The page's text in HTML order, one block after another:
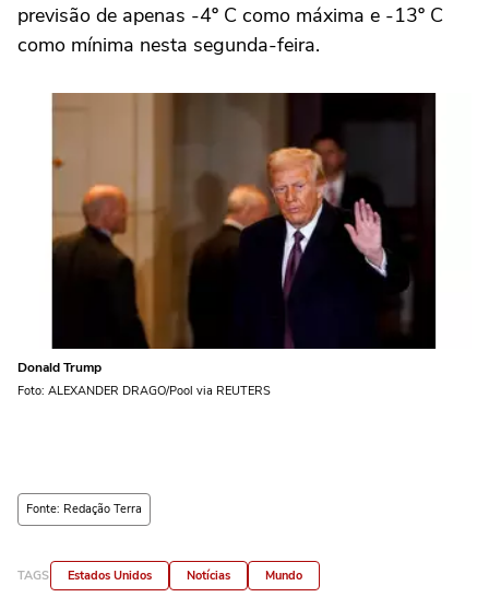
previsão de apenas -4º C como máxima e -13º C
como mínima nesta segunda-feira.
Donald Trump
Foto: ALEXANDER DRAGO/Pool via REUTERS
Fonte: Redação Terra
TAGS Estados Unidos Notícias Mundo